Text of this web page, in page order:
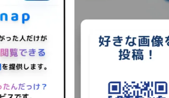
ゲーム・サービス開発
書籍・雑誌出版